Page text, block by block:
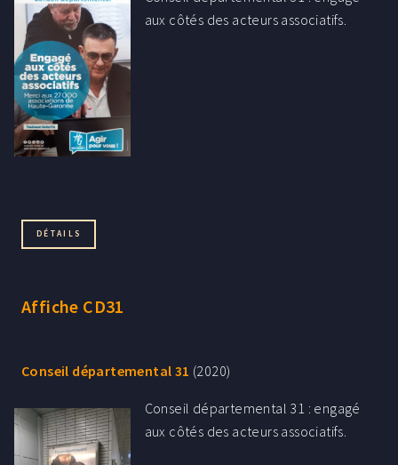
aux côtés des acteurs associatifs.
DÉTAILS
Affiche CD31
Conseil départemental 31 (2020)
Conseil départemental 31 : engagé
aux côtés des acteurs associatifs.